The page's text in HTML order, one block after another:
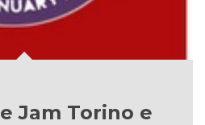
Jam Torino e